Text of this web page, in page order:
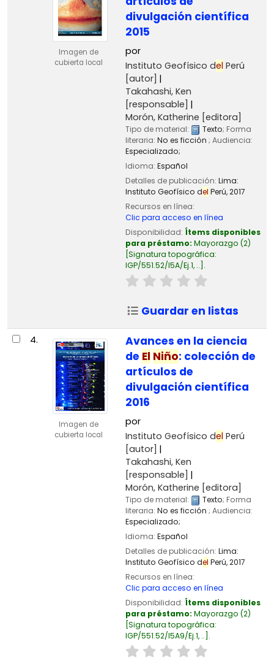
Imagen de
cubierta local
divulgación científica
2015
por
Instituto Geofísico del Perú
[autor]
Takahashi, Ken
[responsable]
Morón, Katherine [editora]
Tipo de material: Texto; Forma
literaria: No es ficción ; Audiencia:
Especializado;
Idioma: Español
Detalles de publicación: Lima:
Instituto Geofísico del Perú,2017
Recursos en línea:
Clic para acceso en línea
Disponibilidad: Ítems disponibles
para préstamo: Mayorazgo (2)
Signatura topográfica:
IGP/551.52/I5A/Ej.1, .. .
Guardar en listas
4.
Imagen de
cubierta local
Avances en la ciencia
de El Niño: colección de
artículos de
divulgación científica
2016
por
Instituto Geofísico del Perú
[autor]
Takahashi, Ken
[responsable]
Morón, Katherine [editora]
Tipo de material: Texto; Forma
literaria: No es ficción ; Audiencia:
Especializado;
Idioma: Español
Detalles de publicación: Lima:
Instituto Geofísico del Perú,2017
Recursos en línea:
Clic para acceso en línea
Disponibilidad: Ítems disponibles
para préstamo: Mayorazgo (2)
Signatura topográfica:
IGP/551.52/I5A9/Ej.1, .. .